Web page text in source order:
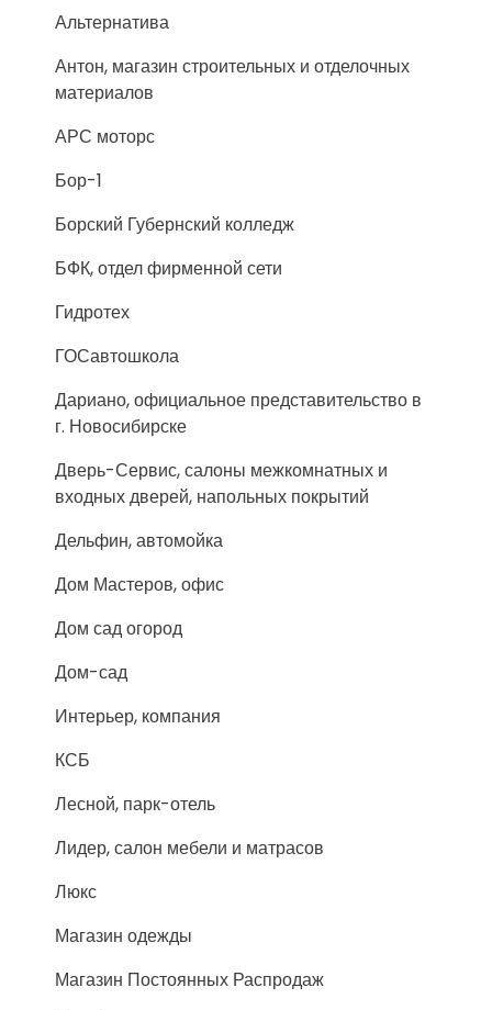
Альтернатива
Антон, магазин строительных и отделочных
материалов
АРС моторс
Бор-1
Борский Губернский колледж
БФК, отдел фирменной сети
Гидротех
ГОСавтошкола
Дариано, официальное представительство в
г. Новосибирске
Дверь-Сервис, салоны межкомнатных и
входных дверей, напольных покрытий
Дельфин, автомойка
Дом Мастеров, офис
Дом сад огород
Дом-сад
Интерьер, компания
КСБ
Лесной, парк-отель
Лидер, салон мебели и матрасов
Люкс
Магазин одежды
Магазин Постоянных Распродаж